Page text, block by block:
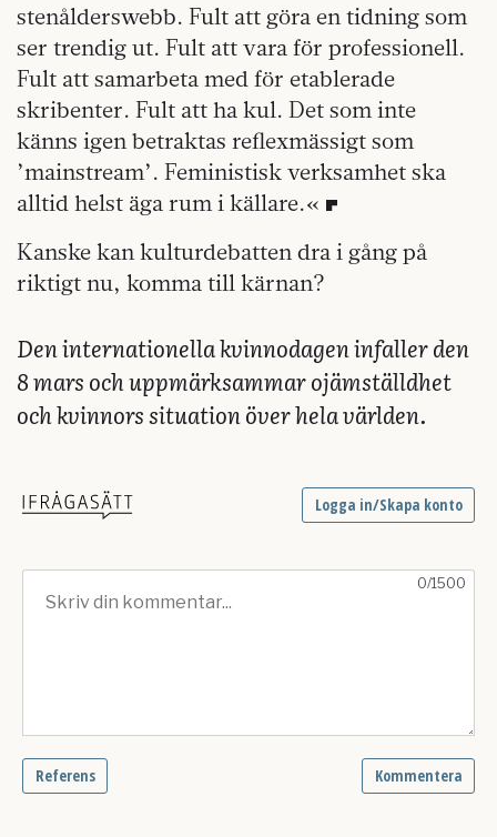
stenålderswebb. Fult att göra en tidning som
ser trendig ut. Fult att vara för professionell.
Fult att samarbeta med för etablerade
skribenter. Fult att ha kul. Det som inte
känns igen betraktas reflexmässigt som
’mainstream’. Feministisk verksamhet ska
alltid helst äga rum i källare.«
Kanske kan kulturdebatten dra i gång på
riktigt nu, komma till kärnan?
Den internationella kvinnodagen infaller den
8 mars och uppmärksammar ojämställdhet
och kvinnors situation över hela världen.